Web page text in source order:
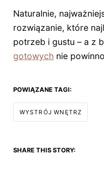
Naturalnie,
rozwiązanie, które
potrzeb i gustu – a z
gotowych nie
POWIĄZANE TAGI:
WYSTRÓJ WNĘTRZ
SHARE THIS STORY: